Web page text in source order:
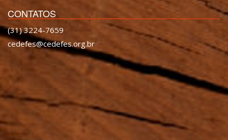
CONTATOS
(31) 3224-7659
cedefes@cedefes.org.br